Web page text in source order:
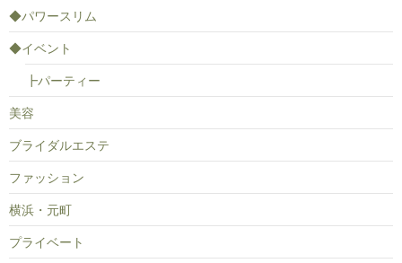
◆パワースリム
◆イベント
┣パーティー
美容
ブライダルエステ
ファッション
横浜・元町
プライベート